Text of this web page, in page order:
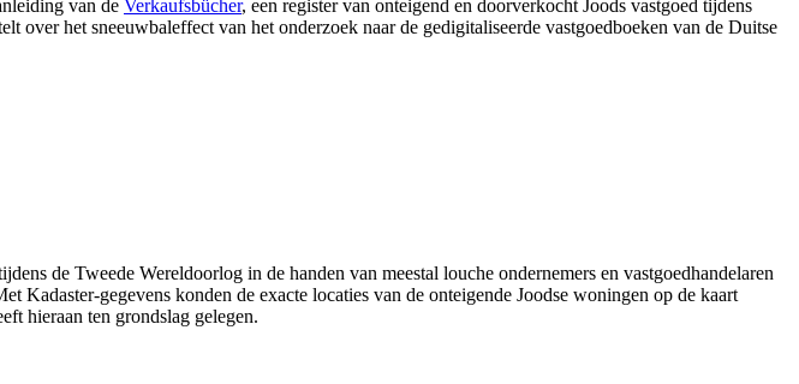
van de Verkaufsbücher, een register van onteigend en doorverkocht Joods vastgoed tijdens
het sneeuwbaleffect van het onderzoek naar de gedigitaliseerde vastgoedboeken van de Duitse
de Tweede Wereldoorlog in de handen van meestal louche ondernemers en vastgoedhandelaren
Kadaster-gegevens konden de exacte locaties van de onteigende Joodse woningen op de kaart
hieraan ten grondslag gelegen.